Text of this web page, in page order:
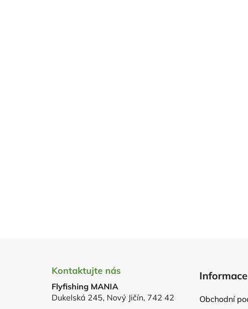
Kontaktujte nás
Flyfishing MANIA
Dukelská 245, Nový Jičín, 742 42
Obchodní